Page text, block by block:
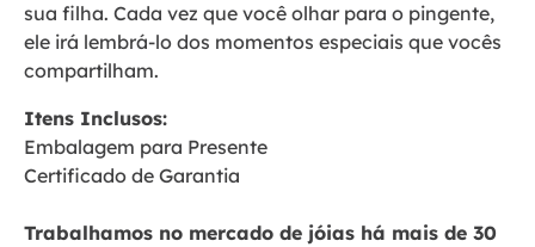
sua filha. Cada vez que você olhar para o pingente,
ele irá lembrá-lo dos momentos especiais que vocês
compartilham.
Itens Inclusos:
Embalagem para Presente
Certificado de Garantia
Trabalhamos no mercado de jóias há mais de 30